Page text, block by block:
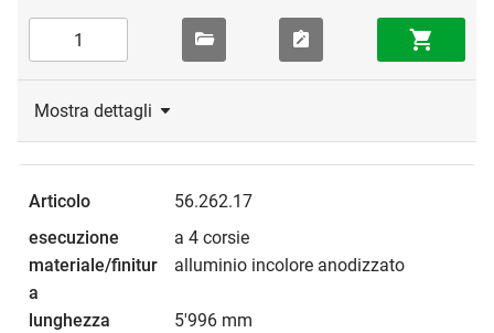
Mostra dettagli
56.262.17
a 4 corsie
alluminio incolore anodizzato
5'996 mm